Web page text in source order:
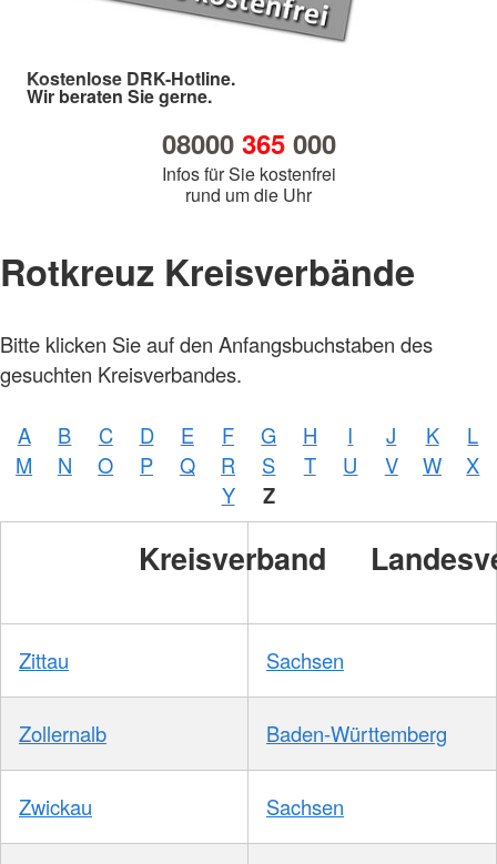
Kostenlose DRK-Hotline.
Wir beraten Sie gerne.
08000 365000
Infos für Sie kostenfrei
rund um die Uhr
Rotkreuz Kreisverbände
Bitte klicken Sie auf den Anfangsbuchstaben des
gesuchten Kreisverbandes.
A B C D E F G H I J K
L
M
N O P Q R S T U V W
X
Y
Z
Kreisverband
Zittau Sachsen
Zollernalb Baden-Württemberg
Zwickau Sachsen